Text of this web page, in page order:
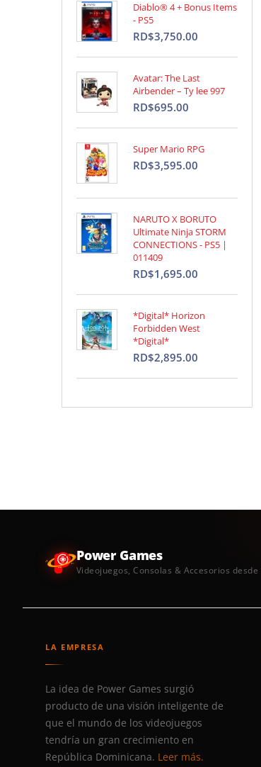
Diablo® 4 + Bonus Items
- PS5
RD$3,750.00
Avatar: The Last
Airbender – Ty lee 997
RD$695.00
Super Mario RPG
RD$3,595.00
NARUTO X BORUTO
Ultimate Ninja STORM
CONNECTIONS - PS5 |
011409
RD$1,695.00
*Digital* Horizon
Forbidden West
*Digital*
RD$2,895.00
Power Games
Videojuegos, Consolas & Accesorios desde
LA EMPRESA
La idea de Power Games surgió
producto de una visión inteligente de
que el mundo de los videojuegos
tendría un gran crecimiento en
República Dominicana. Leer más.